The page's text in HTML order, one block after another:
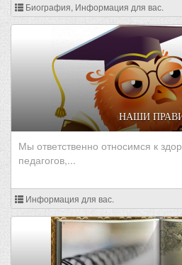
Биография, Информация для вас.
НАШИ
Мы ответственно относимся к
педагогов,...
Информация для вас.